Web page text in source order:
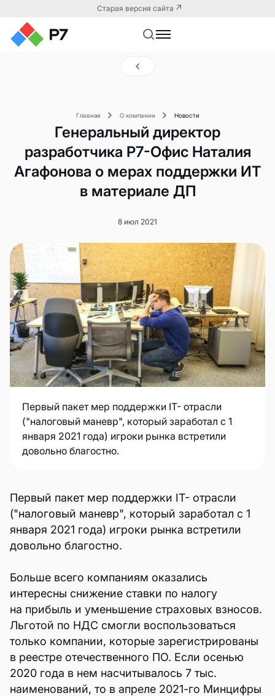
Старая версия сайта
Главная О компании Новости
Генеральный директор
разработчика Р7-Офис Наталия
Агафонова о мерах поддержки ИТ
в материале ДП
8 июл 2021
Первый пакет мер поддержки IT- отрасли
("налоговый маневр", который заработал с 1
января 2021 года) игроки рынка встретили
довольно благостно.
Первый пакет мер поддержки IT- отрасли
("налоговый маневр", который заработал с 1
января 2021 года) игроки рынка встретили
довольно благостно.
Больше всего компаниям оказались
интересны снижение ставки по налогу
на прибыль и уменьшение страховых взносов.
Льготой по НДС смогли воспользоваться
только компании, которые зарегистрированы
в реестре отечественного ПО. Если осенью
2020 года в нем насчитывалось 7 тыс.
наименований, то в апреле 2021-го Минцифры